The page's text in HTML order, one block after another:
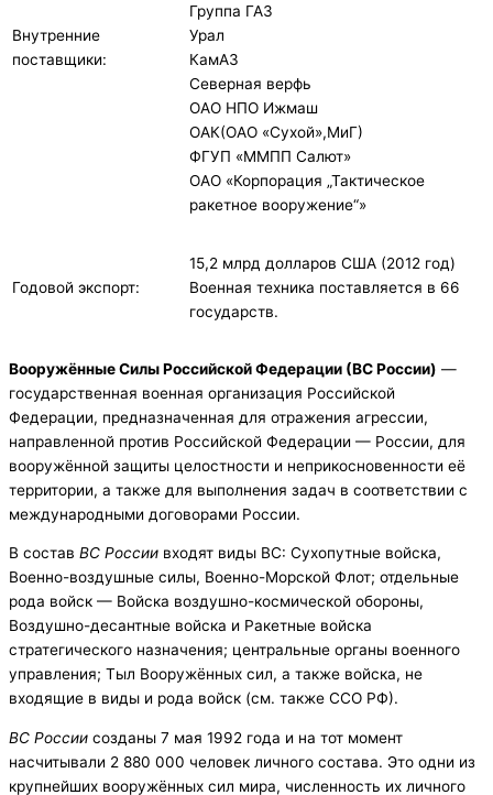
Внутренние
поставщики:
Группа ГАЗ
Урал
КамАЗ
Северная верфь
ОАО НПО Ижмаш
ОАК(ОАО «Сухой»,МиГ)
ФГУП «ММПП Салют»
ОАО «Корпорация „Тактическое
ракетное вооружение“»
Годовой экспорт:
15,2 млрд долларов США (2012 год)
Военная техника поставляется в 66
государств.
Вооружённые Силы Российской Федерации (ВС России) —
государственная военная организация Российской
Федерации, предназначенная для отражения агрессии,
направленной против Российской Федерации — России, для
вооружённой защиты целостности и неприкосновенности её
территории, а также для выполнения задач в соответствии с
международными договорами России.
В состав ВС России входят виды ВС: Сухопутные войска,
Военно-воздушные силы, Военно-Морской Флот; отдельные
рода войск — Войска воздушно-космической обороны,
Воздушно-десантные войска и Ракетные войска
стратегического назначения; центральные органы военного
управления; Тыл Вооружённых сил, а также войска, не
входящие в виды и рода войск (см. также ССО РФ).
ВС России созданы 7 мая 1992 года и на тот момент
насчитывали 2 880 000 человек личного состава. Это одни из
крупнейших вооружённых сил мира, численность их личного